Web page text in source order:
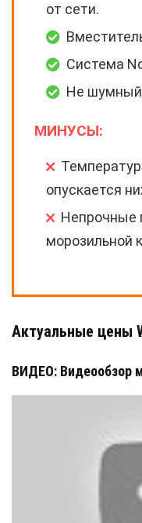
от сети.
Система
Не
МИНУСЫ:
опускается
Непрочные
морозильной
Актуальные цены
ВИДЕО: Видеообзор